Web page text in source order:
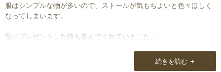
服はシンプルな物が多いので、ストールが気もちよいと色々ほしく
なってしまいます。
母にプレゼントした時も喜んでくれていました。
続きを読む +